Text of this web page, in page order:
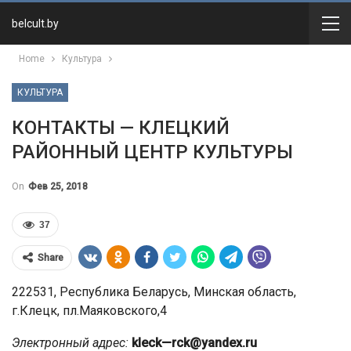
belcult.by
Home Культура
КУЛЬТУРА
КОНТАКТЫ — КЛЕЦКИЙ
РАЙОННЫЙ ЦЕНТР КУЛЬТУРЫ
On Фев 25, 2018
37
Share
222531, Республика Беларусь, Минская область,
г.Клецк, пл.Маяковского,4
Электронный адрес: kleck—rck@yandex.ru